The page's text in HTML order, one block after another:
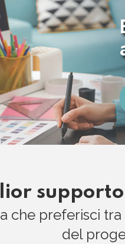
che preferisci
del